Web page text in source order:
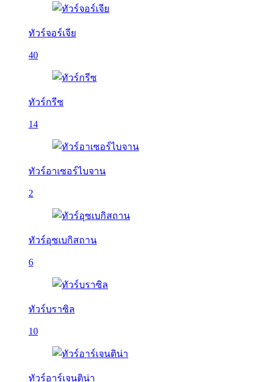
ทัวร์จอร์เจีย
40
ทัวร์กรีซ
14
ทัวร์อาเซอร์ไบจาน
2
ทัวร์อุซเบกิสถาน
6
ทัวร์บราซิล
10
ทัวร์อาร์เจนติน่า